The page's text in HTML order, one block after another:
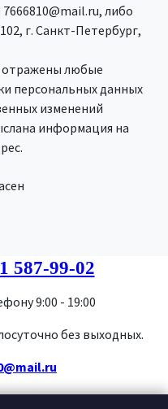
либо
г. Санкт-Петербург,
отражены любые
персональных данных
изменений
информация на
587-99-02
9:00 - 19:00
без выходных.
Область, п. Федоровское,